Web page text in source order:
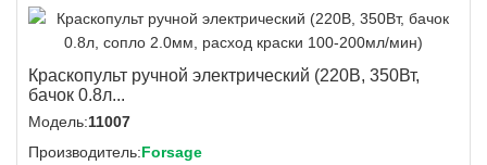
Краскопульт ручной электрический (220В, 350Вт,
бачок 0.8л...
Модель:11007
Производитель:Forsage